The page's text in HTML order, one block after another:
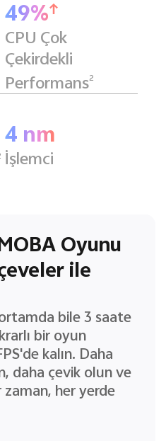
49%
CPU Çok
Çekirdekli
Performans2
4 nm
İşlemci
Oyunu
ile
bile 3 saate
bir oyun
kalın. Daha
daha çevik olun ve
her yerde